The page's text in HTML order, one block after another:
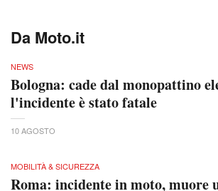
Da Moto.it
NEWS
Bologna: cade dal monopattino
l'incidente è stato fatale
10 AGOSTO
MOBILITÀ & SICUREZZA
Roma: incidente in moto, muore